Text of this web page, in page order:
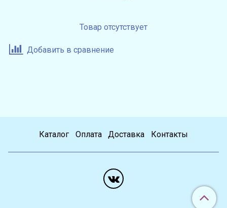
Товар отсутствует
Добавить в сравнение
Каталог Оплата Доставка Контакты